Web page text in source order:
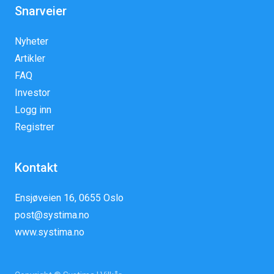
Snarveier
Nyheter
Artikler
FAQ
Investor
Logg inn
Registrer
Kontakt
Ensjøveien 16, 0655 Oslo
post@systima.no
www.systima.no